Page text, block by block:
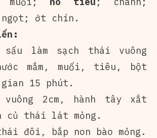
ngọt; ớt chín.
làm sạch thái vuông
mắm, muối, tiêu, bột
15 phút.
2cm, hành tây xắt
củ thái lát mỏng.
đôi, bắp non bào mỏng.